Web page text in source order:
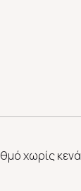
χωρίς κενά